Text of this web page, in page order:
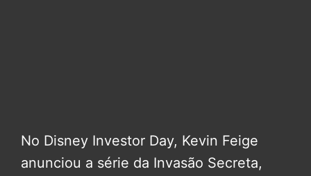
No Disney Investor Day, Kevin Feige
anunciou a série da Invasão Secreta,